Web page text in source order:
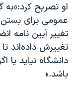
صفحه‌های ویژه
سفر پرزیدنت
او تصریح
عمومی برای
تغییر آیین نامه
تغییرش داده‌اند
دانشگاه نیاید یا
باشد.»